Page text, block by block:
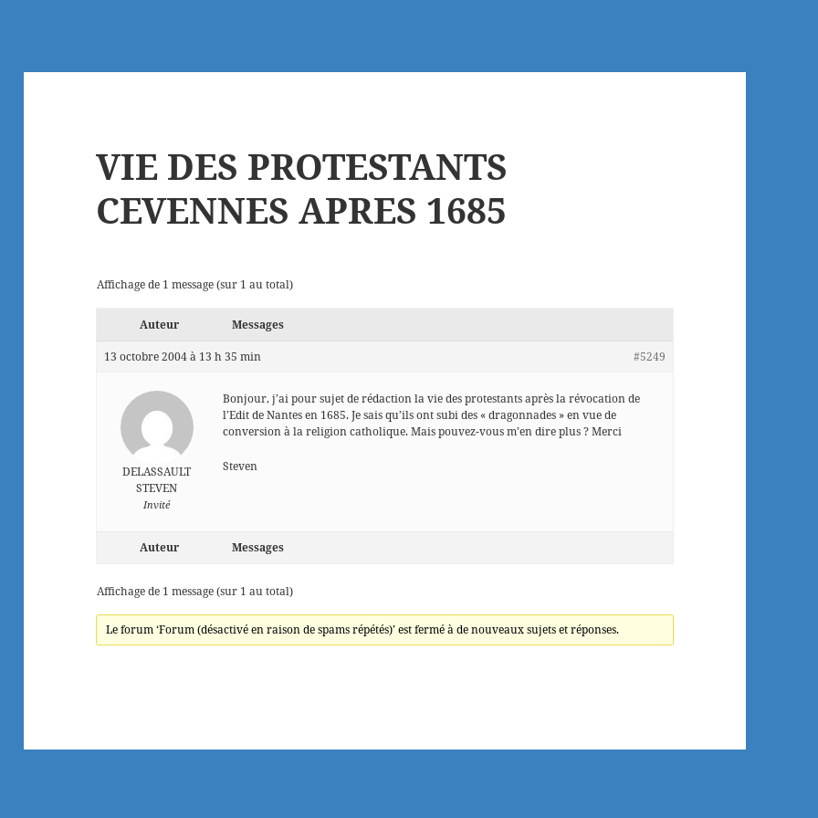
VIE DES PROTESTANTS
CEVENNES APRES 1685
Affichage de 1 message (sur 1 au total)
Auteur Messages
13 octobre 2004 à 13 h 35 min #5249
DELASSAULT
STEVEN
Invité
Bonjour, j’ai pour sujet de rédaction la vie des protestants après la révocation de
l’Edit de Nantes en 1685. Je sais qu’ils ont subi des « dragonnades » en vue de
conversion à la religion catholique. Mais pouvez-vous m’en dire plus ? Merci
Steven
Auteur Messages
Affichage de 1 message (sur 1 au total)
Le forum ‘Forum (désactivé en raison de spams répétés)’ est fermé à de nouveaux sujets et réponses.